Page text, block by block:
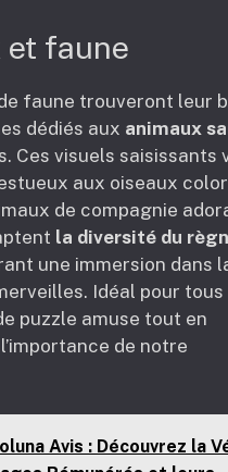
et faune
faune trouveront leur
dédiés aux animaux
Ces visuels saisissants
aux oiseaux
de compagnie
la diversité du
une immersion dans
Idéal pour tous
puzzle amuse tout en
de notre
Avis : Découvrez la